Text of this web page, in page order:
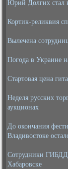
Юрий Долгих стал
Кортик-реликвия
Вылечена
Погода в Украине
Стартовая цена
Неделя русских
аукционах
До окончания
Владивостоке
Сотрудники ГИБДД
Хабаровске